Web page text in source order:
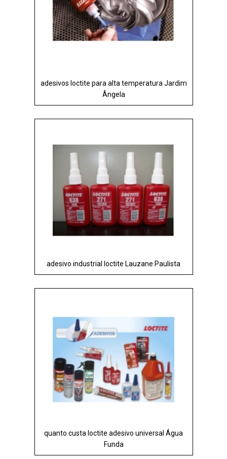
adesivos loctite para alta temperatura Jardim
Ângela
adesivo industrial loctite Lauzane Paulista
quanto custa loctite adesivo universal Água
Funda